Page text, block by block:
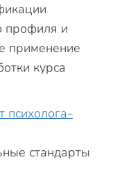
профиля и
применение
курса
психолога-
стандарты